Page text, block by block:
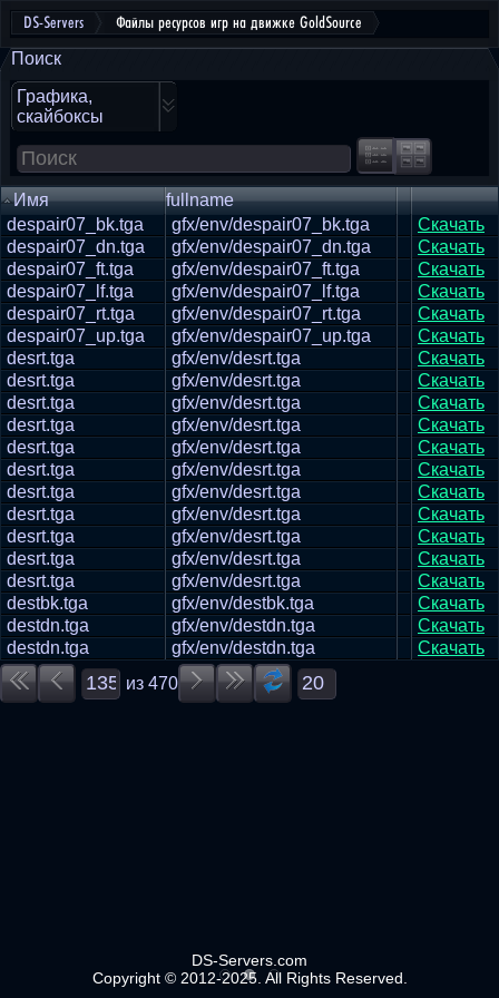
DS-Servers Файлы ресурсов игр на движке GoldSource
Поиск
Графика,
скайбоксы
Имя
fullname
despair07_bk.tga
gfx/env/despair07_bk.tga
Скачать
despair07_dn.tga
gfx/env/despair07_dn.tga
Скачать
despair07_ft.tga
gfx/env/despair07_ft.tga
Скачать
despair07_lf.tga
gfx/env/despair07_lf.tga
Скачать
despair07_rt.tga
gfx/env/despair07_rt.tga
Скачать
despair07_up.tga
gfx/env/despair07_up.tga
Скачать
desrt.tga
gfx/env/desrt.tga
Скачать
desrt.tga
gfx/env/desrt.tga
Скачать
desrt.tga
gfx/env/desrt.tga
Скачать
desrt.tga
gfx/env/desrt.tga
Скачать
desrt.tga
gfx/env/desrt.tga
Скачать
desrt.tga
gfx/env/desrt.tga
Скачать
desrt.tga
gfx/env/desrt.tga
Скачать
desrt.tga
gfx/env/desrt.tga
Скачать
desrt.tga
gfx/env/desrt.tga
Скачать
desrt.tga
gfx/env/desrt.tga
Скачать
desrt.tga
gfx/env/desrt.tga
Скачать
destbk.tga
gfx/env/destbk.tga
Скачать
destdn.tga
gfx/env/destdn.tga
Скачать
destdn.tga
gfx/env/destdn.tga
Скачать
из 470
DS-Servers.com
Copyright © 2012-2025. All Rights Reserved.